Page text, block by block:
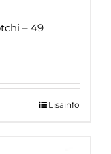
– 49
Lisainfo